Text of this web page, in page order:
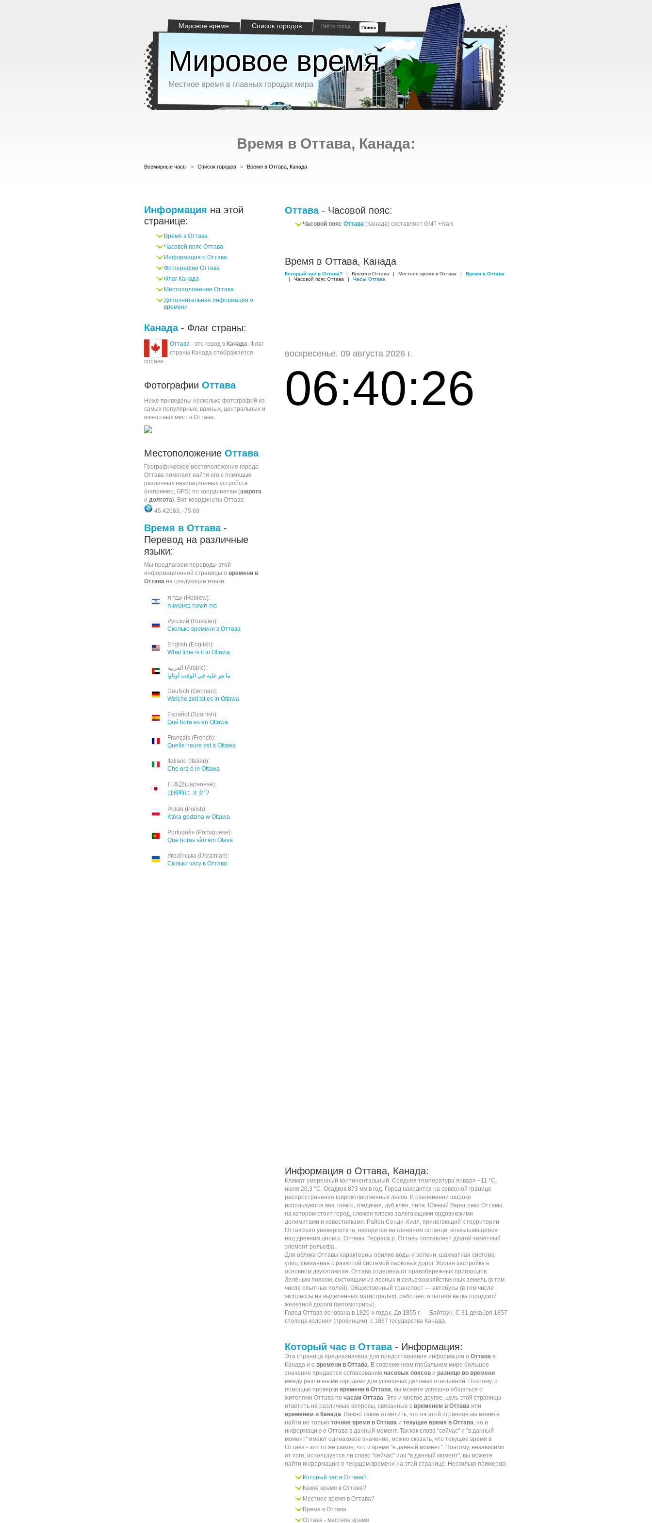
Мировое время Список городов Поиск
Мировое время
Местное время в главных городах мира
Время в Оттава, Канада:
Всемирные часы > Список городов > Время в Оттава, Канада
Информация на этой
странице:
Время в Оттава
Часовой пояс Оттава
Информация о Оттава
Фотографии Оттава
Флаг Канада
Местоположение Оттава
Дополнительная информация о
времени
Канада- Флаг страны:
Оттава - это город в Канада. Флаг
страны Канада отображается
справа.
Фотографии Оттава
Ниже приведены несколько фотографий из
самых популярных, важных, центральных и
известных мест в Оттава:
Местоположение Оттава
Географическое местоположение города
Оттава помогает найти его с помощью
различных навигационных устройств
(например, GPS) по координатам (широта
и долгота). Вот координаты Оттава:
45.42083, -75.69
Время в Оттава-
Перевод на различные
языки:
Мы предлагаем переводы этой
информационной страницы о времени в
Оттава на следующие языки:
עברית (Hebrew):
מה השעה באוטאווה
Русский (Russian):
Сколько времени в Оттава
English (English):
What time is it in Ottawa
العربية (Arabic):
ما هو عليه في الوقت أوتاوا
Deutsch (German):
Welche zeit ist es in Ottawa
Español (Spanish):
Qué hora es en Ottawa
Français (French):
Quelle heure est à Ottawa
Italiano (Italian):
Che ora è in Ottawa
日本語(Japanese):
は何時に オタワ
Polski (Polish):
Która godzina w Ottawa
Português (Portuguese):
Que horas são em Otava
Українська (Ukrainian):
Скільки часу в Оттава
Оттава- Часовой пояс:
Часовой пояс Оттава (Канада) составляет GMT +NaN
Время в Оттава, Канада
Который час в Оттава? | Время в Оттава | Местное время в Оттава |
Время в Оттава
|
Часовой пояс Оттава | Часы Оттава
воскресенье, 09 августа 2026 г.
06:40:26
Информация о Оттава, Канада:
Климат умеренный континентальный. Средняя температура января −11 °C,
июля 20,3 °C. Осадков 873 мм в год. Город находится на северной границе
распространения широколиственных лесов. В озеленении широко
используются вяз, гинкго, гледичия, дуб,клён, липа. Южный берег реки Оттавы,
на котором стоит город, сложен плоско залегающими ордовикскими
доломитами и известняками. Район Сенди-Хилл, прилегающий к территории
Оттавского университета, находится на глиняном останце, возвышающимся
над древним дном р. Оттавы. Терраса р. Оттавы составляет другой заметный
элемент рельефа.
Для облика Оттавы характерны обилие воды и зелени, шахматная система
улиц, связанная с развитой системой парковых дорог. Жилая застройка в
основном двухэтажная. Оттава отделена от правобережных пригородов
Зелёным поясом, состоящим из лесных и сельскохозяйственных земель (в том
числе опытных полей). Общественный транспорт — автобусы (в том числе
экспрессы на выделенных магистралях), работает опытная ветка городской
железной дороги (автомотрисы).
Город Оттава основана в 1820-х годах. До 1855 г. — Байтаун. С 31 декабря 1857
столица колонии (провинции), с 1867 государства Канада.
Который час в Оттава- Информация:
Эта страница предназначена для предоставления информации о Оттава в
Канада и о времени в Оттава. В современном глобальном мире большое
значение придается согласованию часовых поясов и разнице во времени
между различными городами для успешных деловых отношений. Поэтому, с
помощью проверки времени в Оттава, вы можете успешно общаться с
жителями Оттава по часам Оттава. Это и многое другое, цель этой страницы -
ответить на различные вопросы, связанные с временем в Оттава или
временем в Канада. Важно также отметить, что на этой странице вы можете
найти не только точное время в Оттава и текущее время в Оттава, но и
информацию о Оттава в данный момент. Так как слова "сейчас" и "в данный
момент" имеют одинаковое значение, можно сказать, что текущее время в
Оттава - это то же самое, что и время "в данный момент". Поэтому, независимо
от того, используется ли слово "сейчас" или "в данный момент", вы можете
найти информацию о текущем времени на этой странице. Несколько примеров:
Который час в Оттава?
Какое время в Оттава?
Местное время в Оттава?
Время в Оттава
Оттава - местное время